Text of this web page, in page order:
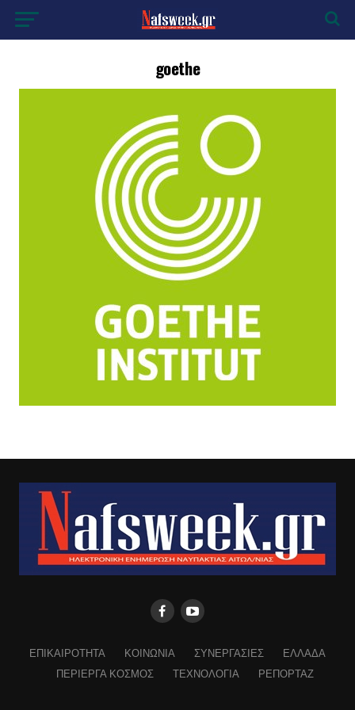
goethe
ΕΠΙΚΑΙΡΟΤΗΤΑ ΚΟΙΝΩΝΙΑ ΣΥΝΕΡΓΑΣΙΕΣ
ΕΛΛΑΔΑ
ΠΕΡΙΕΡΓΑ ΚΟΣΜΟΣ
ΤΕΧΝΟΛΟΓΙΑ ΡΕΠΟΡΤΑΖ